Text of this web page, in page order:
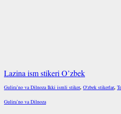
Lazina ism stikeri O’zbek
Gulira’no va Dilnoza Ikki ismli stiker, O'zbek stikerlar,
Gulira’no va Dilnoza